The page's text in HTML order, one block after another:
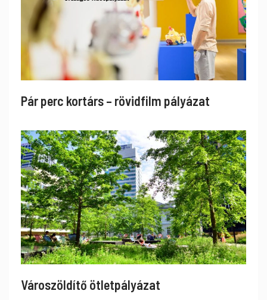
Pár perc kortárs – rövidfilm pályázat
Városzöldítő ötletpályázat